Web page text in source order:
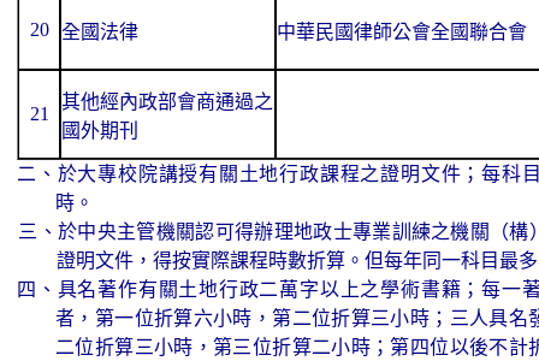
20 全國法律 中華民國律師公會全國聯合會
21
其他經內政部會商通過之
國外期刊
二、於大專校院講授有關土地行政課程之證明文件；每科
時。
三、於中央主管機關認可得辦理地政士專業訓練之機關（
證明文件，得按實際課程時數折算。但每年同一科目最
四、具名著作有關土地行政二萬字以上之學術書籍；每一
者，第一位折算六小時，第二位折算三小時；三人具名
二位折算三小時，第三位折算二小時；第四位以後不計